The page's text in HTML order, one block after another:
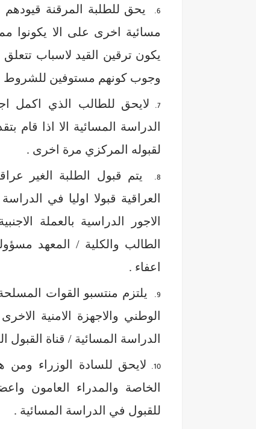
يحق للطلبة المرقنة
مسائية اخرى على الا يكونوا
يكون ترقين القيد لاسباب تتعلق
وجوب كونهم مستوفين للشروط
لايحق للطالب الذي اكمل
الدراسة المسائية الا اذا قام
لقبوله المركزي مرة اخرى .
يتم قبول الطلبة الغير
العراقية قبولا اوليا في
الاجور الدراسية بالعملة
الطالب والكلية / المعهد
اعفاء .
يلتزم منتسبو القوات
الوطني والاجهزة الامنية
الدراسة المسائية / قناة القبول
لايحق للسادة الوزراء
الخاصة والمدراء العامون
للقبول في الدراسة المسائية .